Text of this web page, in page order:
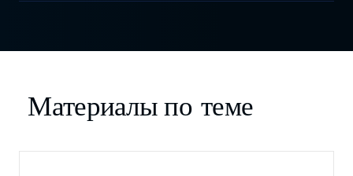
Материалы по теме